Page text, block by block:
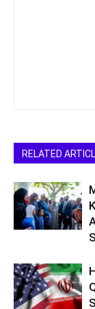
RELATED